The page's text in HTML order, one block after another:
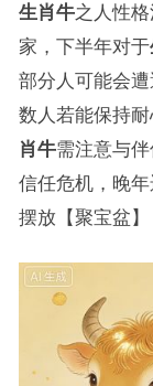
生肖牛之人性
家，下半年对于
部分人可能会
数人若能保持
肖牛需注意与
信任危机，晚
摆放【聚宝盆】